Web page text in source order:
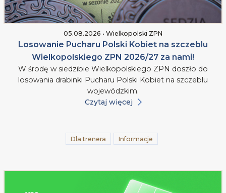
05.08.2026 • Wielkopolski ZPN
Losowanie Pucharu Polski Kobiet na szczeblu
Wielkopolskiego ZPN 2026/27 za nami!
W środę w siedzibie Wielkopolskiego ZPN doszło do
losowania drabinki Pucharu Polski Kobiet na szczeblu
wojewódzkim.
Czytaj więcej
Dla trenera Informacje